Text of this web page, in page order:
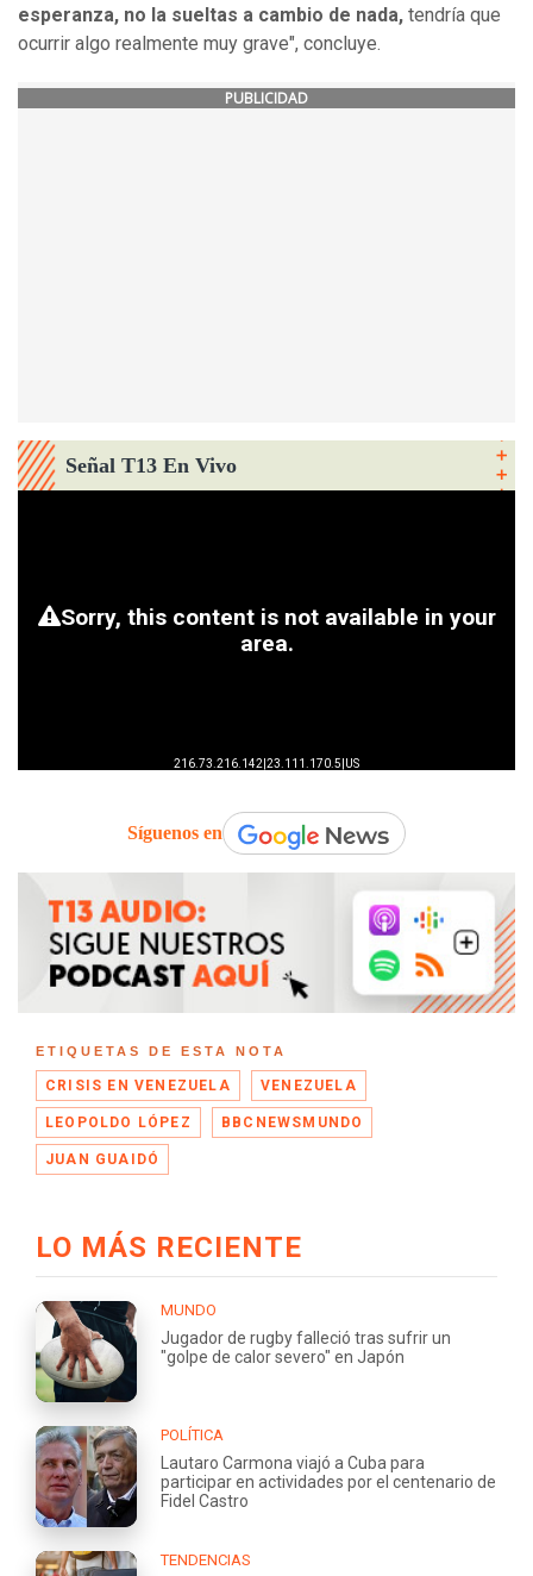
esperanza, no la sueltas a cambio de nada, tendría que
ocurrir algo realmente muy grave", concluye.
PUBLICIDAD
Señal T13 En Vivo
Síguenos en
ETIQUETAS DE ESTA NOTA
CRISIS EN VENEZUELA VENEZUELA
LEOPOLDO LÓPEZ BBCNEWSMUNDO
JUAN GUAIDÓ
LO MÁS RECIENTE
MUNDO
Jugador de rugby falleció tras sufrir un
"golpe de calor severo" en Japón
POLÍTICA
Lautaro Carmona viajó a Cuba para
participar en actividades por el centenario de
Fidel Castro
TENDENCIAS